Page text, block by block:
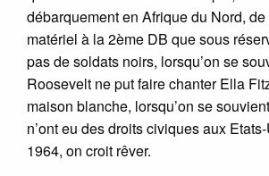
débarquement en Afrique du Nord,
matériel à la 2ème DB que sous
pas de soldats noirs, lorsqu’on se
Roosevelt ne put faire chanter Ella
maison blanche, lorsqu’on se
n’ont eu des droits civiques aux
1964, on croit rêver.